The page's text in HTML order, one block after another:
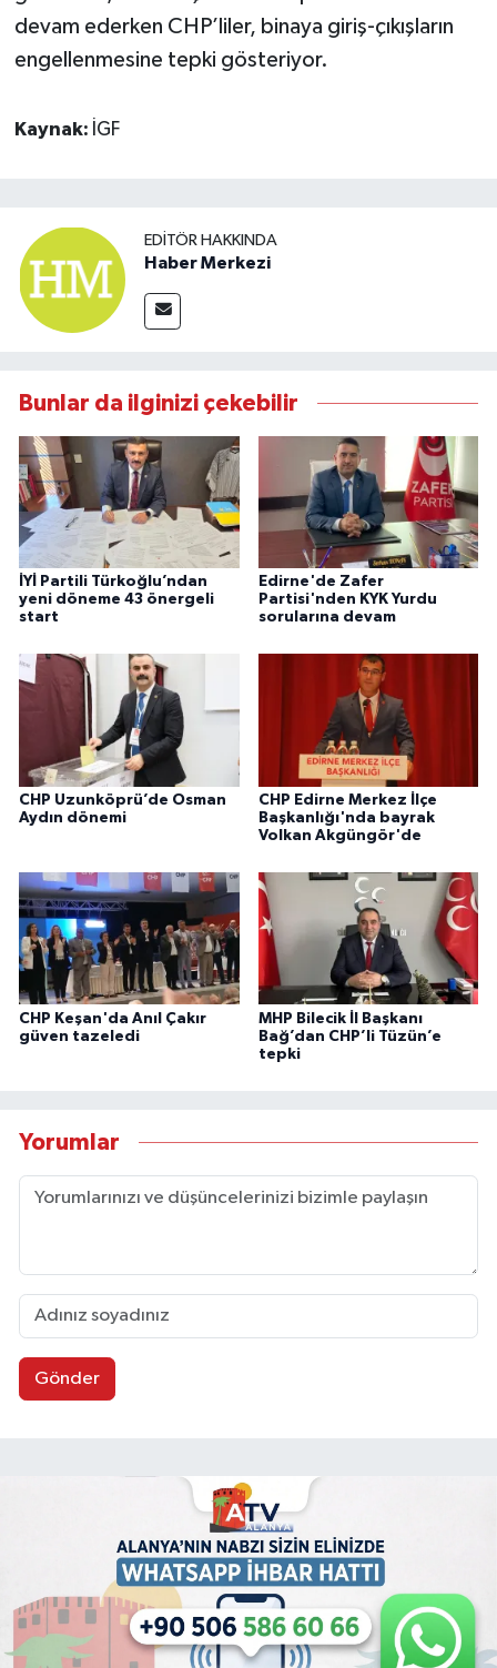
devam ederken CHP’liler, binaya giriş-çıkışların
engellenmesine tepki gösteriyor.
Kaynak: İGF
EDITÖR HAKKINDA
Haber Merkezi
Bunlar da ilginizi çekebilir
İYİ Partili Türkoğlu’ndan
yeni döneme 43 önergeli
start
Edirne'de Zafer
Partisi'nden KYK Yurdu
sorularına devam
CHP Uzunköprü’de Osman
Aydın dönemi
CHP Edirne Merkez İlçe
Başkanlığı'nda bayrak
Volkan Akgüngör'de
CHP Keşan'da Anıl Çakır
güven tazeledi
MHP Bilecik İl Başkanı
Bağ’dan CHP’li Tüzün’e
tepki
Yorumlar
Gönder